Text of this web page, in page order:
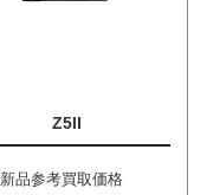
Z5II
新品参考買取価格